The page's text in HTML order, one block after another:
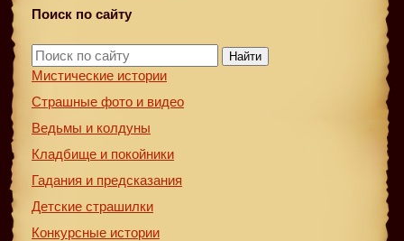
Поиск по сайту
Найти
Мистические истории
Страшные фото и видео
Ведьмы и колдуны
Кладбище и покойники
Гадания и предсказания
Детские страшилки
Конкурсные истории